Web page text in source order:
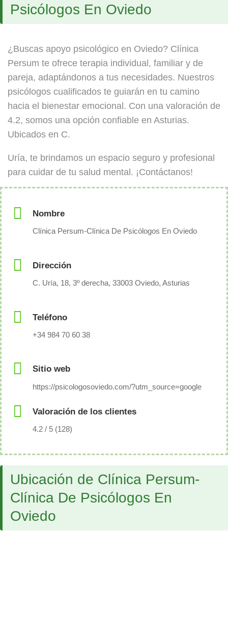
Psicólogos En Oviedo
¿Buscas apoyo psicológico en Oviedo? Clínica
Persum te ofrece terapia individual, familiar y de
pareja, adaptándonos a tus necesidades. Nuestros
psicólogos cualificados te guiarán en tu camino
hacia el bienestar emocional. Con una valoración de
4.2, somos una opción confiable en Asturias.
Ubicados en C.
Uría, te brindamos un espacio seguro y profesional
para cuidar de tu salud mental. ¡Contáctanos!
Nombre
Clínica Persum-Clínica De Psicólogos En Oviedo
Dirección
C. Uría, 18, 3º derecha, 33003 Oviedo, Asturias
Teléfono
+34 984 70 60 38
Sitio web
https://psicologosoviedo.com/?utm_source=google
Valoración de los clientes
4.2 / 5 (128)
Ubicación de Clínica Persum-
Clínica De Psicólogos En
Oviedo